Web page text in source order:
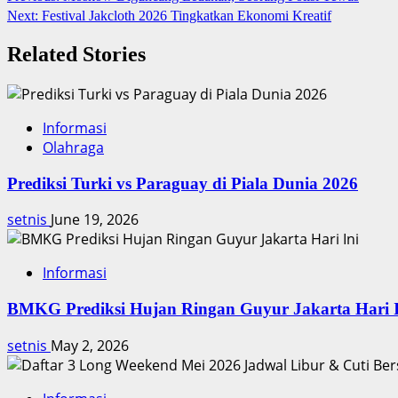
navigation
Next: Festival Jakcloth 2026 Tingkatkan Ekonomi Kreatif
Related Stories
Informasi
Olahraga
Prediksi Turki vs Paraguay di Piala Dunia 2026
setnis June 19, 2026
Informasi
BMKG Prediksi Hujan Ringan Guyur Jakarta Hari
setnis May 2, 2026